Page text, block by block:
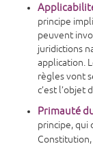
principe
peuvent
juridictions
application.
règles vont
c’est l’objet
Primauté
principe, qui